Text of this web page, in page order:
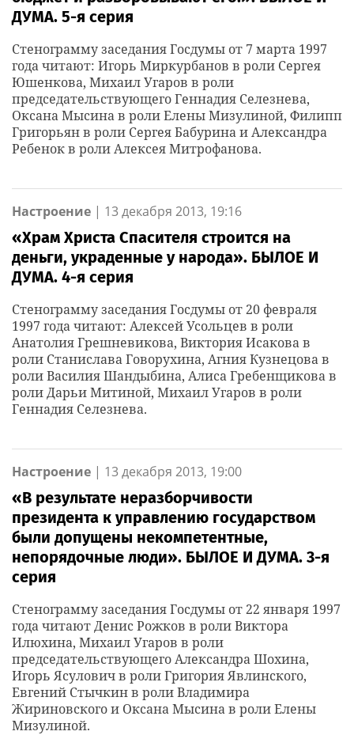
ДУМА. 5-я серия
Стенограмму заседания Госдумы от 7 марта 1997
года читают: Игорь Миркурбанов в роли Сергея
Юшенкова, Михаил Угаров в роли
председательствующего Геннадия Селезнева,
Оксана Мысина в роли Елены Мизулиной, Филипп
Григорьян в роли Сергея Бабурина и Александра
Ребенок в роли Алексея Митрофанова.
Настроение | 13 декабря 2013, 19:16
«Храм Христа Спасителя строится на
деньги, украденные у народа». БЫЛОЕ И
ДУМА. 4-я серия
Стенограмму заседания Госдумы от 20 февраля
1997 года читают: Алексей Усольцев в роли
Анатолия Грешневикова, Виктория Исакова в
роли Станислава Говорухина, Агния Кузнецова в
роли Василия Шандыбина, Алиса Гребенщикова в
роли Дарьи Митиной, Михаил Угаров в роли
Геннадия Селезнева.
Настроение | 13 декабря 2013, 19:00
«В результате неразборчивости
президента к управлению государством
были допущены некомпетентные,
непорядочные люди». БЫЛОЕ И ДУМА. 3-я
серия
Стенограмму заседания Госдумы от 22 января 1997
года читают Денис Рожков в роли Виктора
Илюхина, Михаил Угаров в роли
председательствующего Александра Шохина,
Игорь Ясулович в роли Григория Явлинского,
Евгений Стычкин в роли Владимира
Жириновского и Оксана Мысина в роли Елены
Мизулиной.